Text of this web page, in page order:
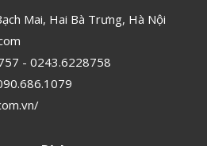
Mai, Hai Bà Trưng, Hà Nội
- 0243.6228758